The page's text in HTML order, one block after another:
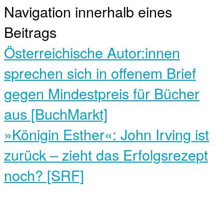
Navigation innerhalb eines
Beitrags
Österreichische Autor:innen
sprechen sich in offenem Brief
gegen Mindestpreis für Bücher
aus [BuchMarkt]
»Königin Esther«: John Irving ist
zurück – zieht das Erfolgsrezept
noch? [SRF]